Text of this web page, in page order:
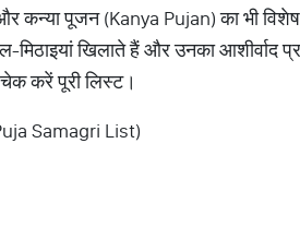
कन्या पूजन (Kanya Pujan) का भी
खिलाते हैं और उनका आशीर्वाद
करें पूरी लिस्ट।
Samagri List)